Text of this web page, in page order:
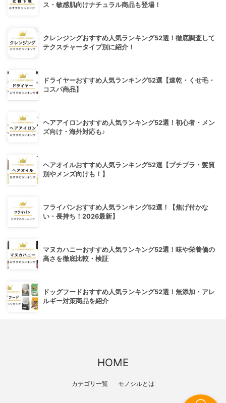
ス・敏感肌向けナチュラル商品も登場！
クレンジングおすすめ人気ランキング52選！徹底調査して
テクスチャータイプ別に紹介！
ドライヤーおすすめ人気ランキング52選【速乾・くせ毛・
コスパ商品】
ヘアアイロンおすすめ人気ランキング52選！初心者・メン
ズ向け・海外対応も♪
ヘアオイルおすすめ人気ランキング52選【プチプラ・髪質
別やメンズ向けも！】
フライパンおすすめ人気ランキング52選！【焦げ付かな
い・長持ち！2026最新】
マヌカハニーおすすめ人気ランキング52選！味や栄養価の
高さを徹底比較・検証
ドッグフードおすすめ人気ランキング52選！無添加・アレ
ルギー対策商品を紹介
HOME
カテゴリ一覧 モノシルとは